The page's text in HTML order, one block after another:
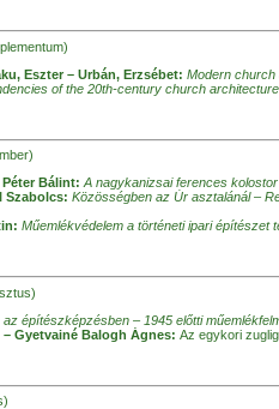
Eszter – Urbán, Erzsébet: Modern church
of the 20th-century church
Bálint: A nagykanizsai ferences
Szabolcs: Közösségben az Úr asztalánál –
Műemlékvédelem a történeti ipari építészet
az építészképzésben – 1945 előtti
Gyetvainé Balogh Ágnes: Az egykori